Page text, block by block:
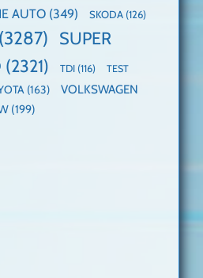
AUTO (349) SKODA (126)
(3287)
SUPER
(2321) TDI (116)
TEST
(163)
VOLKSWAGEN
(199)